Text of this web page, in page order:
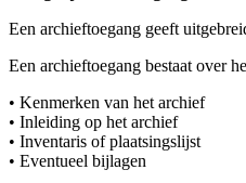
Een archieftoegang geeft
Een archieftoegang bestaat over
• Kenmerken van het archief
• Inleiding op het archief
• Inventaris of plaatsingslijst
• Eventueel bijlagen